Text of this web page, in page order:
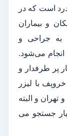
است که در
و بیماران
به جراحی و
می‌شود.
پر طرفدار و
با لیزر
و البته
جستجو می